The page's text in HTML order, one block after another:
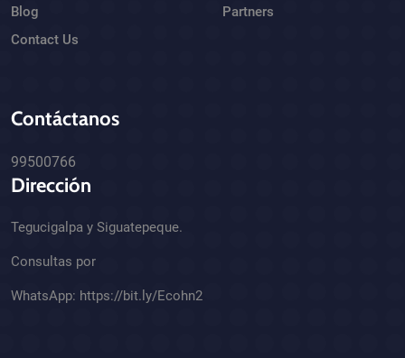
Blog
Contact Us
Partners
Contáctanos
99500766
Dirección
Tegucigalpa y Siguatepeque.
Consultas por
WhatsApp: https://bit.ly/Ecohn2